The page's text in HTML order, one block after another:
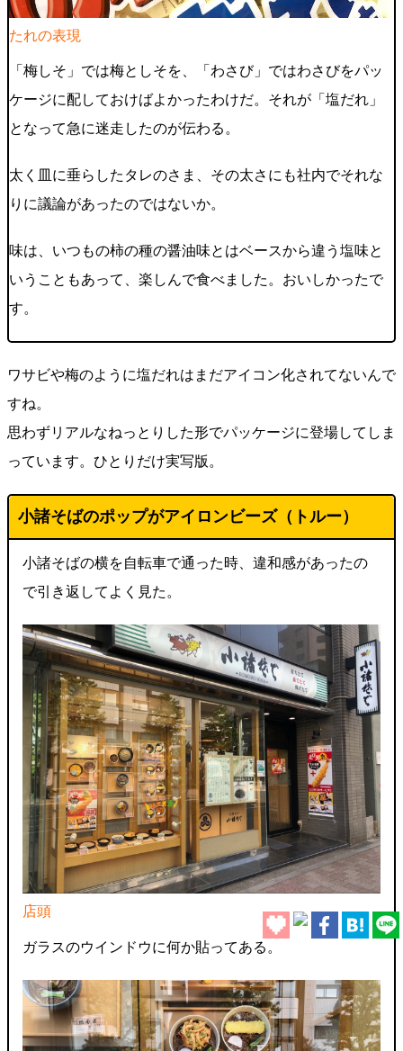
たれの表現
「梅しそ」では梅としそを、「わさび」ではわさびをパッ
ケージに配しておけばよかったわけだ。それが「塩だれ」
となって急に迷走したのが伝わる。
太く皿に垂らしたタレのさま、その太さにも社内でそれな
りに議論があったのではないか。
味は、いつもの柿の種の醤油味とはベースから違う塩味と
いうこともあって、楽しんで食べました。おいしかったで
す。
ワサビや梅のように塩だれはまだアイコン化されてないんで
すね。
思わずリアルなねっとりした形でパッケージに登場してしま
っています。ひとりだけ実写版。
小諸そばのポップがアイロンビーズ（トルー）
小諸そばの横を自転車で通った時、違和感があったの
で引き返してよく見た。
店頭
ガラスのウインドウに何か貼ってある。